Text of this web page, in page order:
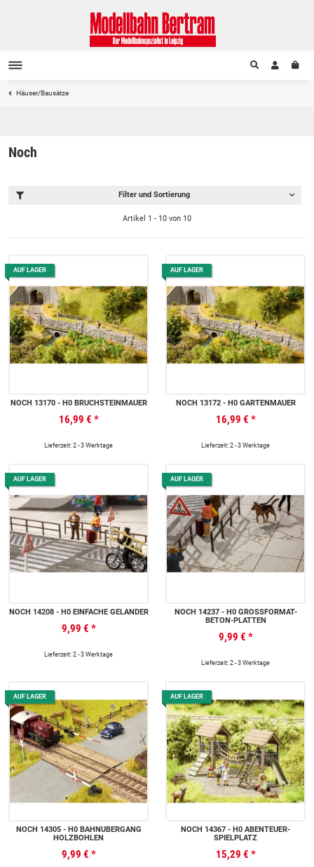
Häuser/Bausätze
Noch
Filter und Sortierung
Artikel 1 - 10 von 10
AUF LAGER
NOCH 13170 - H0 BRUCHSTEINMAUER
16,99 € *
Lieferzeit: 2 - 3 Werktage
AUF LAGER
NOCH 13172 - H0 GARTENMAUER
16,99 € *
Lieferzeit: 2 - 3 Werktage
AUF LAGER
NOCH 14208 - H0 EINFACHE GELÄNDER
9,99 € *
Lieferzeit: 2 - 3 Werktage
AUF LAGER
NOCH 14237 - H0 GROSSFORMAT-B
ETON-PLATTEN
9,99 € *
Lieferzeit: 2 - 3 Werktage
AUF LAGER
NOCH 14305 - H0 BAHNÜBERGANG
HOLZBOHLEN
9,99 € *
AUF LAGER
NOCH 14367 - H0 ABENTEUER-
SPIELPLATZ
15,29 € *